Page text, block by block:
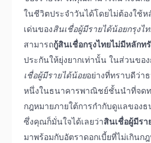
ในชีวิตประจำวันได้โดยไม่ต้องใช้
เด่นของสินเชื่อผู้มีรายได้น้อยกรุงไ
สามารถกู้สินเชื่อกรุงไทยไม่มีหลักท
ประกันให้ยุ่งยากเท่านั้น ในส่วนของ
เชื่อผู้มีรายได้น้อยอย่างที่ทราบดีว่า
หนึ่งในธนาคารพาณิชย์ชั้นนำที่จดท
กฎหมายภายใต้การกำกับดูแลของธ
ซึ่งคุณก็มั่นใจได้เลยว่าสินเชื่อผู้มีรา
มาพร้อมกับอัตราดอกเบี้ยที่ไม่เกินก